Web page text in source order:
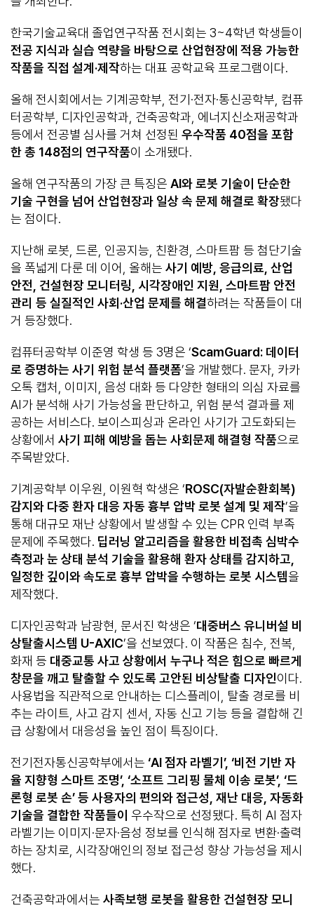
한국기술교육대 졸업연구작품 전시회는 3~4학년 학생들이
전공 지식과 실습 역량을 바탕으로 산업현장에 적용 가능한
작품을 직접 설계·제작하는 대표 공학교육 프로그램이다.
올해 전시회에서는 기계공학부, 전기·전자·통신공학부, 컴퓨
터공학부, 디자인공학과, 건축공학과, 에너지신소재공학과
등에서 전공별 심사를 거쳐 선정된 우수작품 40점을 포함
한 총 148점의 연구작품이 소개됐다.
올해 연구작품의 가장 큰 특징은 AI와 로봇 기술이 단순한
기술 구현을 넘어 산업현장과 일상 속 문제 해결로 확장됐다
는 점이다.
지난해 로봇, 드론, 인공지능, 친환경, 스마트팜 등 첨단기술
을 폭넓게 다룬 데 이어, 올해는 사기 예방 응급의료 산업
안전 건설현장 모니터링 시각장애인 지원 스마트팜 안전
관리 등 실질적인 사회·산업 문제를 해결하려는 작품들이 대
거 등장했다.
컴퓨터공학부 이준영 학생 등 3명은 ‘ScamGuard: 데이터
로 증명하는 사기 위험 분석 플랫폼’을 개발했다. 문자, 카카
오톡 캡처, 이미지, 음성 대화 등 다양한 형태의 의심 자료를
AI가 분석해 사기 가능성을 판단하고, 위험 분석 결과를 제
공하는 서비스다. 보이스피싱과 온라인 사기가 고도화되는
상황에서 사기 피해 예방을 돕는 사회문제 해결형 작품으로
주목받았다.
기계공학부 이우원, 이원혁 학생은 ‘ROSC(자발순환회복)
감지와 다중 환자 대응 자동 흉부 압박 로봇 설계 및 제작’을
통해 대규모 재난 상황에서 발생할 수 있는 CPR 인력 부족
문제에 주목했다. 딥러닝 알고리즘을 활용한 비접촉 심박수
측정과 눈 상태 분석 기술을 활용해 환자 상태를 감지하고
일정한 깊이와 속도로 흉부 압박을 수행하는 로봇 시스템을
제작했다.
디자인공학과 남광현, 문서진 학생은 ‘대중버스 유니버설 비
상탈출시스템 U-AXIC’을 선보였다. 이 작품은 침수, 전복,
화재 등 대중교통 사고 상황에서 누구나 적은 힘으로 빠르게
창문을 깨고 탈출할 수 있도록 고안된 비상탈출 디자인이다.
사용법을 직관적으로 안내하는 디스플레이, 탈출 경로를 비
추는 라이트, 사고 감지 센서, 자동 신고 기능 등을 결합해 긴
급 상황에서 대응성을 높인 점이 특징이다.
전기전자통신공학부에서는 ‘AI점자 라벨기’, ‘비전 기반 자
율 지향형 스마트 조명’, ‘소프트 그리핑 물체 이송 로봇’, ‘드
론형 로봇 손’등 사용자의 편의와 접근성 재난 대응 자동화
기술을 결합한 작품들이 우수작으로 선정됐다. 특히 AI 점자
라벨기는 이미지·문자·음성 정보를 인식해 점자로 변환·출력
하는 장치로, 시각장애인의 정보 접근성 향상 가능성을 제시
했다.
건축공학과에서는 사족보행 로봇을 활용한 건설현장 모니